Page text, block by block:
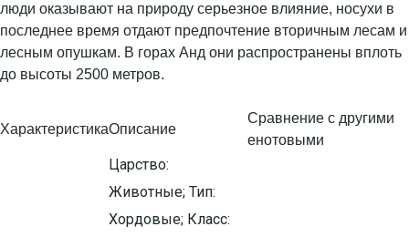
люди оказывают на природу серьезное влияние, носухи в
последнее время отдают предпочтение вторичным лесам и
лесным опушкам. В горах Анд они распространены вплоть
до высоты 2500 метров.
ХарактеристикаОписание
Сравнение с другими
енотовыми
Царство:
Животные; Тип:
Хордовые; Класс: